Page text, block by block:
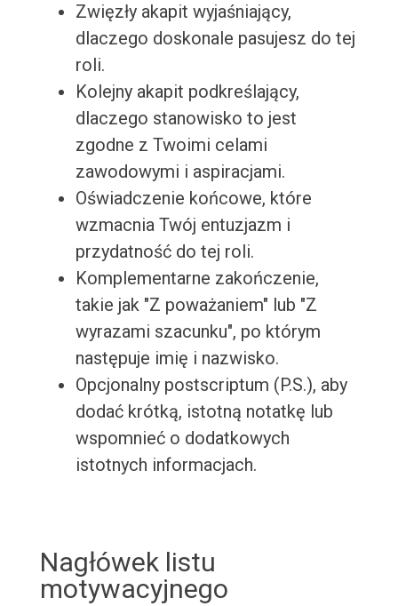
Zwięzły akapit wyjaśniający,
dlaczego doskonale pasujesz do tej
roli.
Kolejny akapit podkreślający,
dlaczego stanowisko to jest
zgodne z Twoimi celami
zawodowymi i aspiracjami.
Oświadczenie końcowe, które
wzmacnia Twój entuzjazm i
przydatność do tej roli.
Komplementarne zakończenie,
takie jak "Z poważaniem" lub "Z
wyrazami szacunku", po którym
następuje imię i nazwisko.
Opcjonalny postscriptum (P.S.), aby
dodać krótką, istotną notatkę lub
wspomnieć o dodatkowych
istotnych informacjach.
Nagłówek listu
motywacyjnego